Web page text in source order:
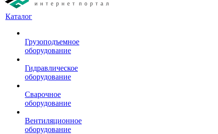
Каталог
Грузоподъемное
оборудование
Гидравлическое
оборудование
Сварочное
оборудование
Вентиляционное
оборудование